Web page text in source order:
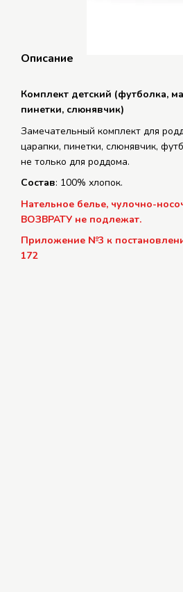
Описание
Комплект детский (футболка,
пинетки, слюнявчик)
Замечательный комплект для
царапки, пинетки, слюнявчик,
не только для роддома.
Состав: 100% хлопок.
Нательное белье, чулочно-
ВОЗВРАТУ не подлежат.
Приложение №3 к
172